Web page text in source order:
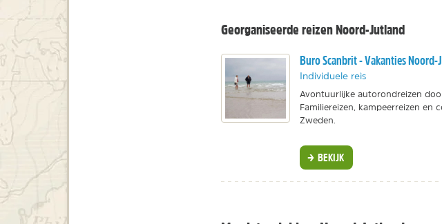
Georganiseerde reizen Noord-Jutland
Buro Scanbrit - Vakanties
Individuele reis
Avontuurlijke autorondreizen
Familiereizen, kampeerreizen en
Zweden.
BEKIJK